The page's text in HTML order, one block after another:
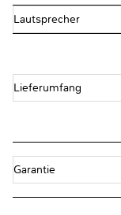
Lautsprecher
Lieferumfang
Garantie